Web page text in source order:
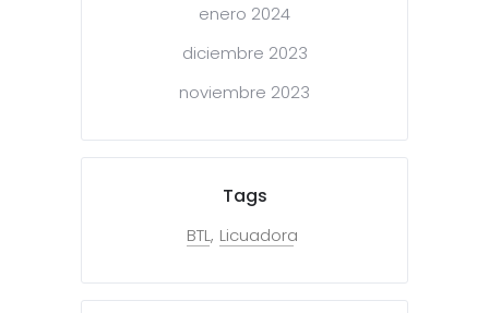
enero 2024
diciembre 2023
noviembre 2023
Tags
BTL Licuadora